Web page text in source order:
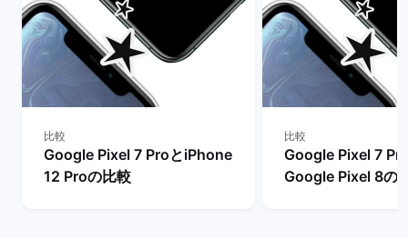
比較
Google Pixel 7 ProとiPhone
12 Proの比較
比較
Google Pixel 7
Google Pixel 8の